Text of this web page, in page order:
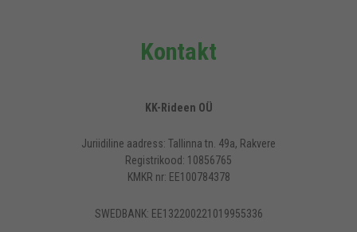
Kontakt
KK-Rideen OÜ
Juriidiline aadress: Tallinna tn. 49a, Rakvere
Registrikood: 10856765
KMKR nr: EE100784378
SWEDBANK: EE132200221019955336